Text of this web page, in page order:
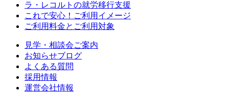
ラ・レコルトの就労移行支援
これで安心！ご利用イメージ
ご利用料金とご利用対象
見学・相談会ご案内
お知らせブログ
よくある質問
採用情報
運営会社情報